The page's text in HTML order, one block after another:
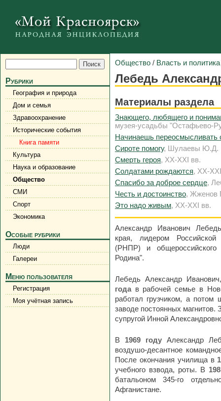
Рубрики
География и природа
Дом и семья
Здравоохранение
Исторические события
Книга памяти
Культура
Наука и образование
Общество
СМИ
Спорт
Экономика
Особые рубрики
Люди
Галереи
Меню пользователя
Регистрация
Моя учётная запись
Общество / Власть и политика
Лебедь
Материалы раздела
Знающего, любящего и
музея-усадьбы "Остафьево-
Начинаешь переосмысливать
Сироте помогу, Шулаевы Ю.Д.
Смерть героя, XX-XXI вв.
Солдатами рождаются, XX-
Спасибо за доброе сердце,
Честь и достоинство, Жженов
Это надо живым, XX-XXI вв.
Александр Иванович
края, лидером Российской
(РНПР) и общероссийского
Родина".
Лебедь Александр
года в рабочей семье в
работал грузчиком, а
заводе постоянных
супругой Инной
В 1969 году Александр
воздушо-десантное
После окончания училища в
учебного взвода, роты. В
батальоном 345-го
Афганистане.